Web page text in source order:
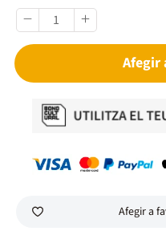
Afegir
Afegir a